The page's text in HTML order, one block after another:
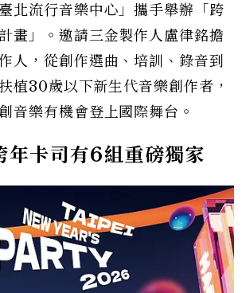
北流行音樂中心」攜手舉辦「跨
畫」。邀請三金製作人盧律銘擔
人，從創作選曲、培訓、錄音到
植30歲以下新生代音樂創作者，
音樂有機會登上國際舞台。
卡司有6組重磅獨家